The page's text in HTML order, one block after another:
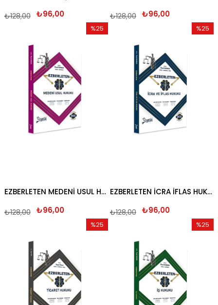
₺96,00
₺128,00
₺96,00
₺128,00
EZBERLETEN MEDENİ USUL HUKUKU 2026
₺96,00
₺128,00
%25
EZBERLETEN İCRA İFLAS HUKUKU 2026
₺96,00
₺128,00
%25
%25
%25